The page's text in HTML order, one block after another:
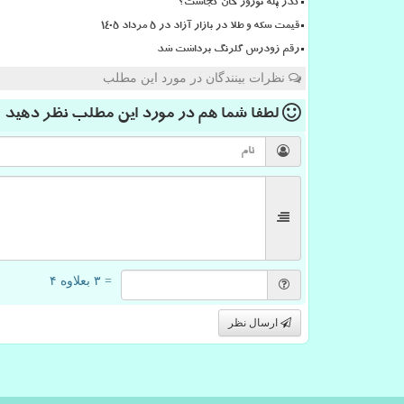
گذر پله نوروز خان کجاست؟
قیمت سکه و طلا در بازار آزاد در ۵ مرداد ۱۴۰۵
رقم زودرس گلرنگ برداشت شد
نظرات بینندگان در مورد این مطلب
لطفا شما همدر مورد این مطلب نظر دهید
= ۳ بعلاوه ۴
ارسال نظر